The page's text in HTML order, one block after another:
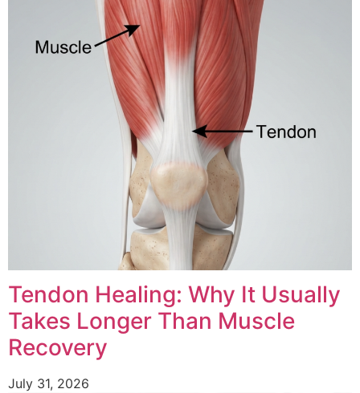
Tendon Healing: Why It Usually
Takes Longer Than Muscle
Recovery
July 31, 2026